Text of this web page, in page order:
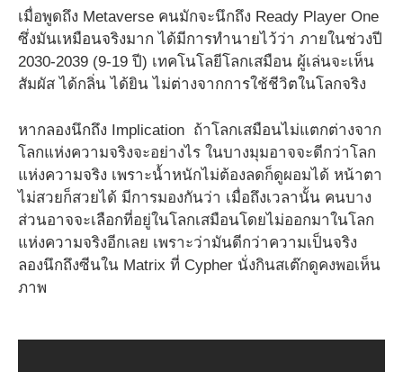
เมื่อพูดถึง Metaverse คนมักจะนึกถึง Ready Player One
ซึ่งมันเหมือนจริงมาก ได้มีการทำนายไว้ว่า ภายในช่วงปี
2030-2039 (9-19 ปี) เทคโนโลยีโลกเสมือน ผู้เล่นจะเห็น
สัมผัส ได้กลิ่น ได้ยิน ไม่ต่างจากการใช้ชีวิตในโลกจริง
หากลองนึกถึง Implication ถ้าโลกเสมือนไม่แตกต่างจาก
โลกแห่งความจริงจะอย่างไร ในบางมุมอาจจะดีกว่าโลก
แห่งความจริง เพราะน้ำหนักไม่ต้องลดก็ดูผอมได้ หน้าตา
ไม่สวยก็สวยได้ มีการมองกันว่า เมื่อถึงเวลานั้น คนบาง
ส่วนอาจจะเลือกที่อยู่ในโลกเสมือนโดยไม่ออกมาในโลก
แห่งความจริงอีกเลย เพราะว่ามันดีกว่าความเป็นจริง
ลองนึกถึงซีนใน Matrix ที่ Cypher นั่งกินสเต๊กดูคงพอเห็น
ภาพ